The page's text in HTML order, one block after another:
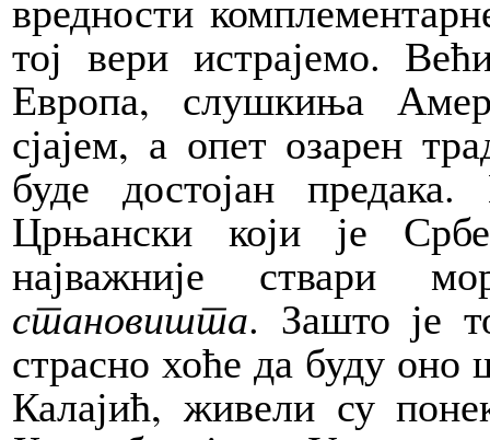
тој вери истрајемо.
Европа, слушкиња
сјајем, а опет озарен
буде достојан
Црњански који је
најважније ствари
становишта. Зашто је
страсно хоће да буду
Калајић, живели су